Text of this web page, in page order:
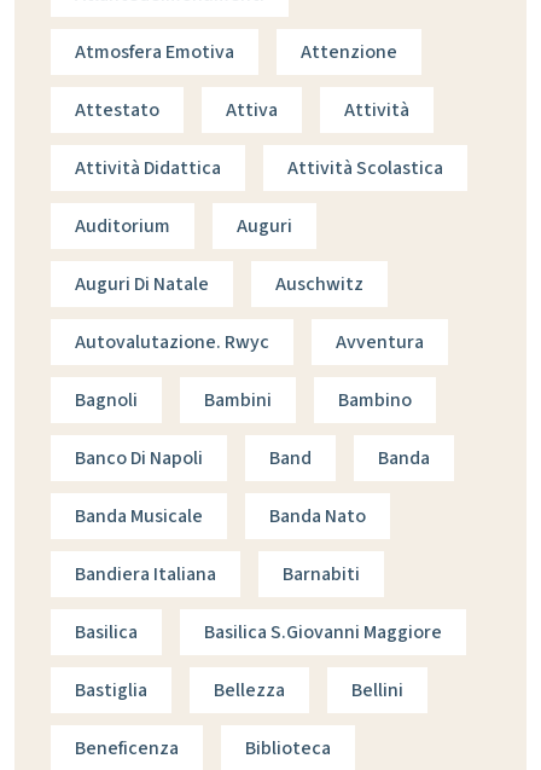
Atmosfera Emotiva Attenzione
Attestato Attiva Attività
Attività Didattica Attività Scolastica
Auditorium Auguri
Auguri Di Natale Auschwitz
Autovalutazione. Rwyc Avventura
Bagnoli Bambini Bambino
Banco Di Napoli Band Banda
Banda Musicale Banda Nato
Bandiera Italiana Barnabiti
Basilica Basilica S.giovanni Maggiore
Bastiglia Bellezza Bellini
Beneficenza Biblioteca